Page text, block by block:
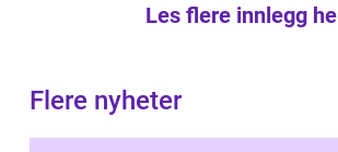
Les flere innlegg
Flere nyheter